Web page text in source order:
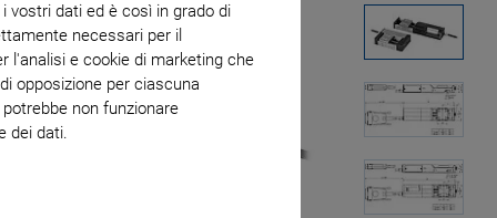
vostri dati ed è così in grado di
necessari per il
l'analisi e cookie di marketing che
opposizione per ciascuna
non funzionare
dei dati.